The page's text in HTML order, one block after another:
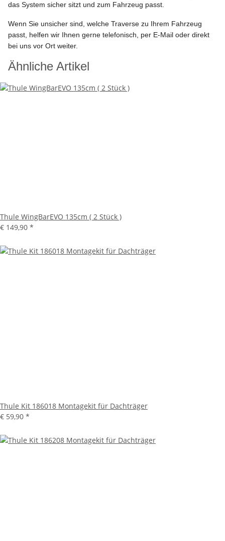
das System sicher sitzt und zum Fahrzeug passt.
Wenn Sie unsicher sind, welche Traverse zu Ihrem Fahrzeug
passt, helfen wir Ihnen gerne telefonisch, per E-Mail oder direkt
bei uns vor Ort weiter.
Ähnliche Artikel
Thule WingBarEVO 135cm ( 2 Stück )
€ 149,90 *
Thule Kit 186018 Montagekit für Dachträger
€ 59,90 *